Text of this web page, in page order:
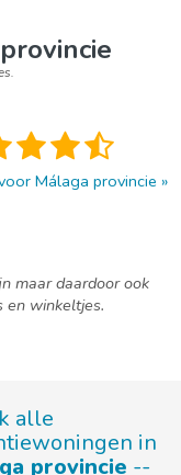
Málaga provincie
maar daardoor ook
en winkeltjes.
alle
in
provincie --